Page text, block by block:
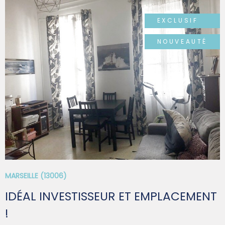
MARSEILLE (13006)
IDÉAL INVESTISSEUR ET EMPLACEMENT
!
EXCLUSIF
NOUVEAUTÉ
VOIR LE BIEN